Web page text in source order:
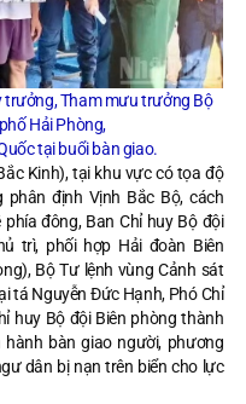
trưởng, Tham mưu trưởng Bộ
Hải Phòng,
tại buổi bàn giao.
Kinh), tại khu vực có tọa độ
phân định Vịnh Bắc Bộ, cách
đông, Ban Chỉ huy Bộ đội
trì, phối hợp Hải đoàn Biên
Bộ Tư lệnh vùng Cảnh sát
tá Nguyễn Đức Hạnh, Phó Chỉ
huy Bộ đội Biên phòng thành
bàn giao người, phương
dân bị nạn trên biển cho lực